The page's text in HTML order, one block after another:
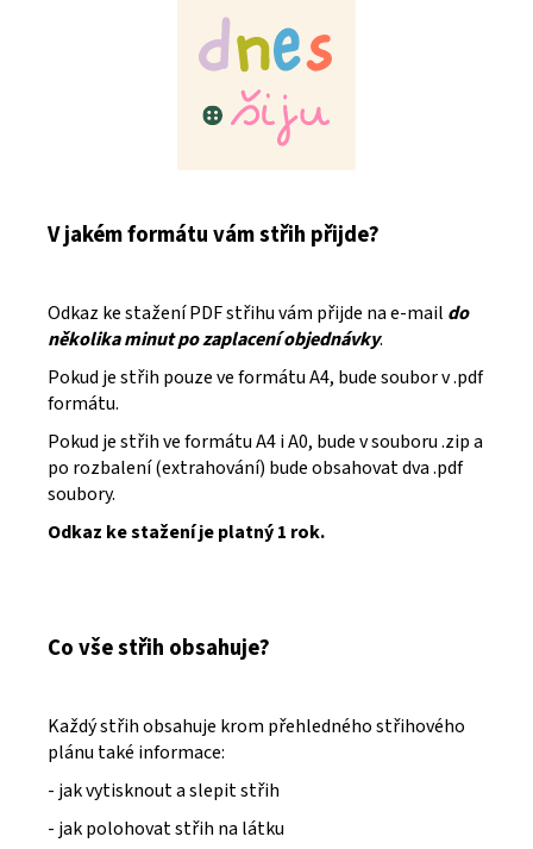
V jakém formátu vám střih přijde?
Odkaz ke stažení PDF střihu vám přijde na e-mail do
několika minut po zaplacení objednávky.
Pokud je střih pouze ve formátu A4, bude soubor v .pdf
formátu.
Pokud je střih ve formátu A4 i A0, bude v souboru .zip a
po rozbalení (extrahování) bude obsahovat dva .pdf
soubory.
Odkaz ke stažení je platný 1 rok.
Co vše střih obsahuje?
Každý střih obsahuje krom přehledného střihového
plánu také informace:
- jak vytisknout a slepit střih
- jak polohovat střih na látku